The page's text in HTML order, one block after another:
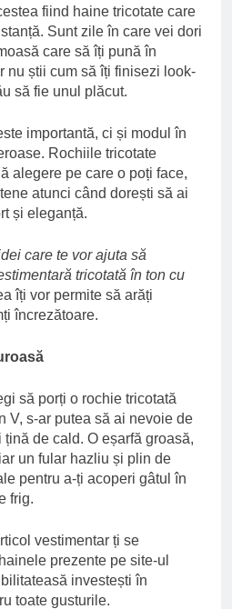
fiind haine tricotate care
Sunt zile în care vei dori
care să îți pună în
nu știi cum să îți finisezi look-
să fie unul plăcut.
importantă, ci și modul în
Rochiile tricotate
alegere pe care o poți face,
atunci când dorești să ai
și eleganță.
care te vor ajuta să
tricotată în ton cu
îți vor permite să arăți
încrezătoare.
să porți o rochie tricotată
V, s-ar putea să ai nevoie de
de cald. O eșarfă groasă,
un fular hazliu și plin de
pentru a-ți acoperi gâtul în
frig.
vestimentar ți se
prezente pe site-ul
investești în
toate gusturile.